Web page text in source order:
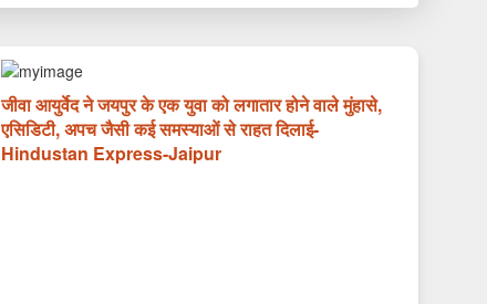
जीवा आयुर्वेद ने जयपुर के एक युवा को लगातार होने वाले मुंहासे,
एसिडिटी, अपच जैसी कई समस्याओं से राहत दिलाई-
Hindustan Express-Jaipur